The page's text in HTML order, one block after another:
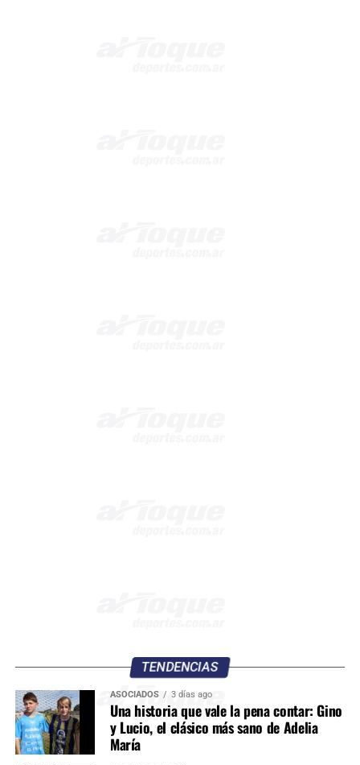
TENDENCIAS
ASOCIADOS 3 días ago
Una historia que vale la pena contar: Gino
y Lucio, el clásico más sano de Adelia
María